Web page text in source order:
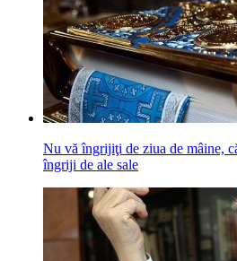
Nu vă îngrijiţi de ziua de mâine,
îngriji de ale sale